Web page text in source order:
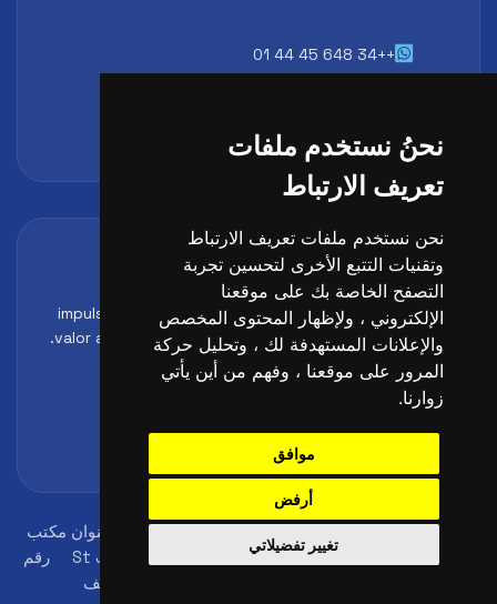
نحنُ نستخدم ملفات
تعريف الارتباط
نحن نستخدم ملفات تعريف الارتباط
وتقنيات التتبع الأخرى لتحسين تجربة
التصفح الخاصة بك على موقعنا
الإلكتروني ، ولإظهار المحتوى المخصص
والإعلانات المستهدفة لك ، وتحليل حركة
المرور على موقعنا ، وفهم من أين يأتي
زوارنا.
موافق
أرفض
تغيير تفضيلاتي
++34 648 45 44 01
Acreditaciones y alianzas
Formación, metodología y reconocimiento para
impulsar el perfil profesional del alumno y reforzar su
valor ante clubes, academias y entidades deportivas.
FutbolLab Spain Soccer Academy
عنوان مكتب
رقم